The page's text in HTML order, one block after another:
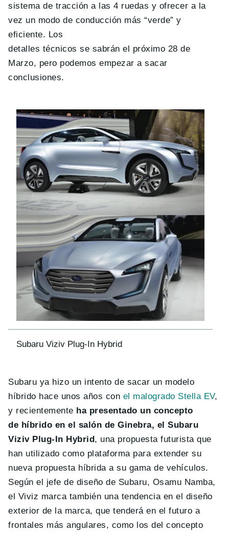
sistema de tracción a las 4 ruedas y ofrecer a la
vez un modo de conducción más “verde” y
eficiente. Los
detalles técnicos se sabrán el próximo 28 de
Marzo, pero podemos empezar a sacar
conclusiones.
Subaru Viziv Plug-In Hybrid
Subaru ya hizo un intento de sacar un modelo
híbrido hace unos años con el malogrado Stella EV,
y recientemente ha presentado un concepto
de híbrido en el salón de Ginebra, el Subaru
Viziv Plug-In Hybrid , una propuesta futurista que
han utilizado como plataforma para extender su
nueva propuesta híbrida a su gama de vehículos.
Según el jefe de diseño de Subaru, Osamu Namba,
el Viviz marca también una tendencia en el diseño
exterior de la marca, que tenderá en el futuro a
frontales más angulares, como los del concepto